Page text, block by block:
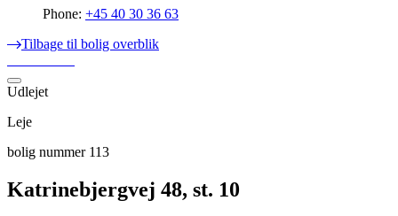
Phone: +45 40 30 36 63
Tilbage til bolig overblik
Udlejet
Leje
bolig nummer 113
Katrinebjergvej 48, st. 10